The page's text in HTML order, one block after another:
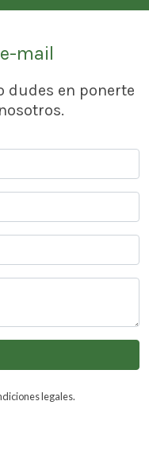
mail
dudes en ponerte
legales.